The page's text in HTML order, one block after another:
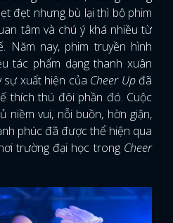
đẹt nhưng bù lại thì bộ phim
tâm và chú ý khá nhiều từ
Năm nay, phim truyền hình
tác phẩm dạng thanh xuân
xuất hiện của Cheer Upđã
thích thú đôi phần đó. Cuộc
niềm vui, nỗi buồn, hờn giận,
phúc đã được thể hiện qua
trường đại học trong Cheer